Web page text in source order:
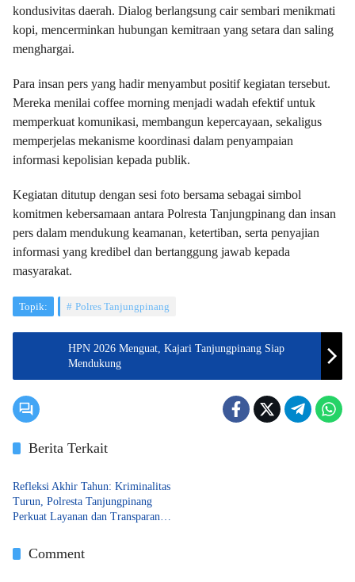
kondusivitas daerah. Dialog berlangsung cair sembari menikmati
kopi, mencerminkan hubungan kemitraan yang setara dan saling
menghargai.
Para insan pers yang hadir menyambut positif kegiatan tersebut.
Mereka menilai coffee morning menjadi wadah efektif untuk
memperkuat komunikasi, membangun kepercayaan, sekaligus
memperjelas mekanisme koordinasi dalam penyampaian
informasi kepolisian kepada publik.
Kegiatan ditutup dengan sesi foto bersama sebagai simbol
komitmen kebersamaan antara Polresta Tanjungpinang dan insan
pers dalam mendukung keamanan, ketertiban, serta penyajian
informasi yang kredibel dan bertanggung jawab kepada
masyarakat.
Topik: Polres Tanjungpinang
HPN 2026 Menguat, Kajari Tanjungpinang Siap
Mendukung
Berita Terkait
Tanjungpinang
Refleksi Akhir Tahun: Kriminalitas
Turun, Polresta Tanjungpinang
Perkuat Layanan dan Transparansi
Comment